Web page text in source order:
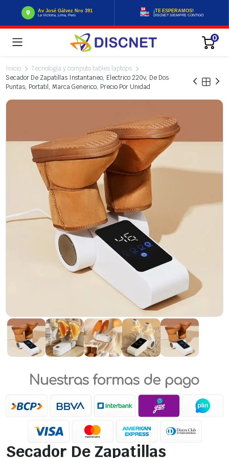
Av José Gálvez Nro 391
La Victoria, Lima, Perú
¡TE ESPERAMOS!
DISCNET SIEMPRE CONTIGO
0
Inicio
Tecnología y computo tables laptops
Secador De Zapatillas Instantaneo, Electrico 220v, De Dos
Puntas, Portatil, Marca Generico, Precio Por Unidad
Secador De Zapatillas